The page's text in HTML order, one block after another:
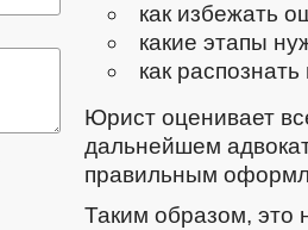
как избежать
какие этапы
как
Юрист оценивает
дальнейшем
правильным
Таким образом, это